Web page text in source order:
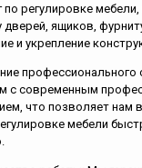
по регулировке
дверей, ящиков,
и укрепление
профессионального
с современным
что позволяет нам
мебели